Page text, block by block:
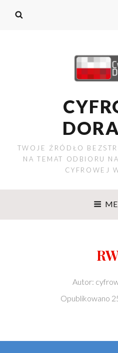
TWOJE ŹRÓDŁO
NA TEMAT ODBIORU
CYFROWEJ
Autor:
Opublikowano